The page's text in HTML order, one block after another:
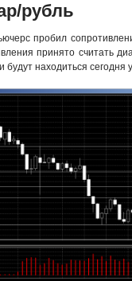
рубль
пробил
принято считать
находиться сегодня